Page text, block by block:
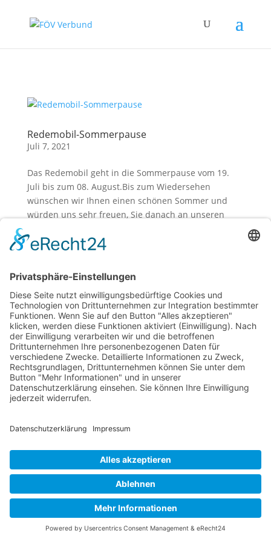
Redemobil-Sommerpause
Juli 7, 2021
Das Redemobil geht in die Sommerpause vom 19.
Juli bis zum 08. August.Bis zum Wiedersehen
wünschen wir Ihnen einen schönen Sommer und
würden uns sehr freuen, Sie danach an unseren
freuen uns auf Sie! Bleiben Sie gesund!...
Buy now